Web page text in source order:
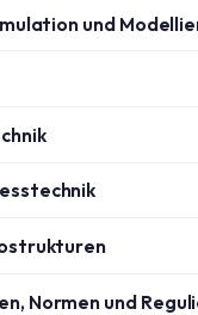
und
Normen und